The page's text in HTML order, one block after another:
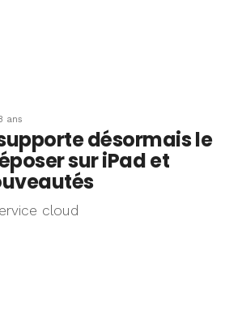
ans
désormais le
sur iPad et
cloud